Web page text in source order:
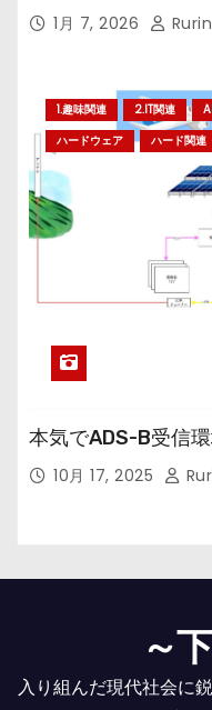
1月 7, 2026
1.趣味関連 2.IT関連
ハードウェア
ハード関連
本気でADS-B受信
10月 17, 2025
～
入り組んだ現代社会に